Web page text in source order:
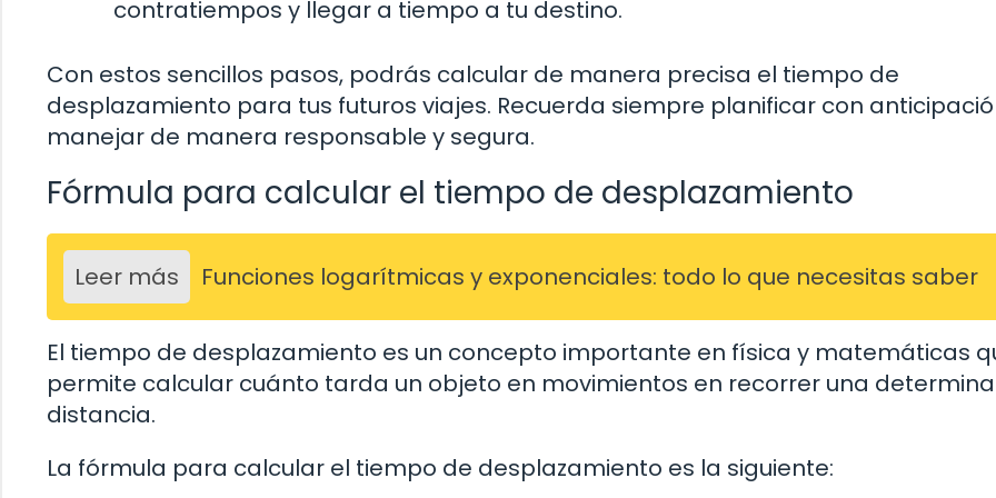
contratiempos y llegar a tiempo a tu destino.
Con estos sencillos pasos, podrás calcular de manera precisa el tiempo de
desplazamiento para tus futuros viajes. Recuerda siempre planificar con
manejar de manera responsable y segura.
Fórmula para calcular el tiempo de desplazamiento
Leer más Funciones logarítmicas y exponenciales: todo lo que necesitas saber
El tiempo de desplazamiento es un concepto importante en física y matemáticas
permite calcular cuánto tarda un objeto en movimientos en recorrer una
distancia.
La fórmula para calcular el tiempo de desplazamiento es la siguiente: